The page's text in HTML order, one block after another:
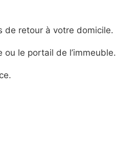
de retour à votre domicile.
le portail de l’immeuble.